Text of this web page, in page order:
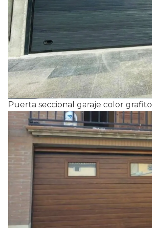
Puerta seccional garaje color grafito